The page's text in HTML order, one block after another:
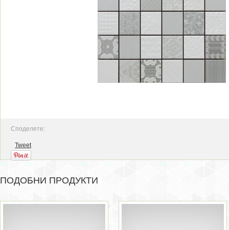
Споделете:
Tweet
ПОДОБНИ ПРОДУКТИ